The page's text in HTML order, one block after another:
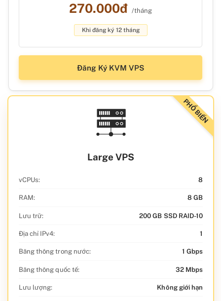
270.000đ /tháng
Khi đăng ký 12 tháng
Đăng Ký KVM VPS
PHỔ BIẾN
Large VPS
vCPUs: 8
RAM: 8 GB
Lưu trữ: 200 GB SSD RAID-10
Địa chỉ IPv4: 1
Băng thông trong nước: 1 Gbps
Băng thông quốc tế: 32 Mbps
Lưu lượng: Không giới hạn